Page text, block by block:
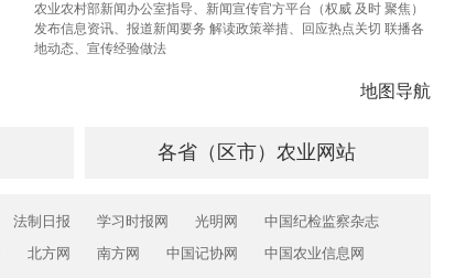
农业农村部新闻办公室指导、新闻宣传官方平台（权威 及时 聚焦）
发布信息资讯、报道新闻要务 解读政策举措、回应热点关切 联播各
地动态、宣传经验做法
地图导航
各省（区市）农业网站
法制日报 学习时报网 光明网
中国纪检监察杂志
北方网 南方网 中国记协网
中国农业信息网